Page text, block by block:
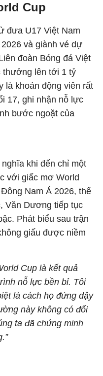
Cup
đưa U17 Việt Nam
và giành vé dự
đoàn Bóng đá Việt
thưởng lên tới 1 tỷ
là khoản động viên rất
17, ghi nhận nỗ lực
bước ngoặt của
khi đến chỉ một
với giấc mơ World
Nam Á 2026, thế
Văn Dương tiếp tục
Phát biểu sau trận
giấu được niềm
Cup là kết quả
nỗ lực bền bỉ. Tôi
là cách họ đứng dậy
này không có đối
ta đã chứng minh